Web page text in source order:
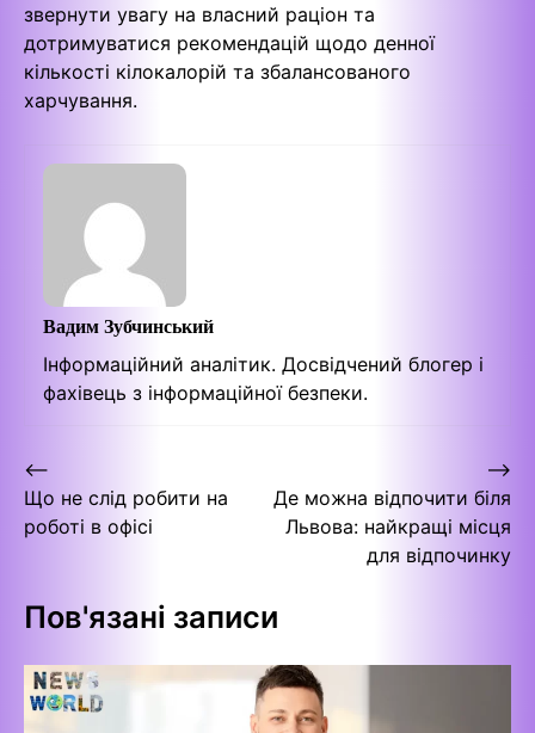
звернути увагу на власний раціон та
дотримуватися рекомендацій щодо денної
кількості кілокалорій та збалансованого
харчування.
Вадим Зубчинський
Інформаційний аналітик. Досвідчений блогер і
фахівець з інформаційної безпеки.
Навігація
записів
⟵
Що не слід робити на
роботі в офісі
Де можна відпочити біля
Львова: найкращі місця
для відпочинку
⟶
Пов'язані записи